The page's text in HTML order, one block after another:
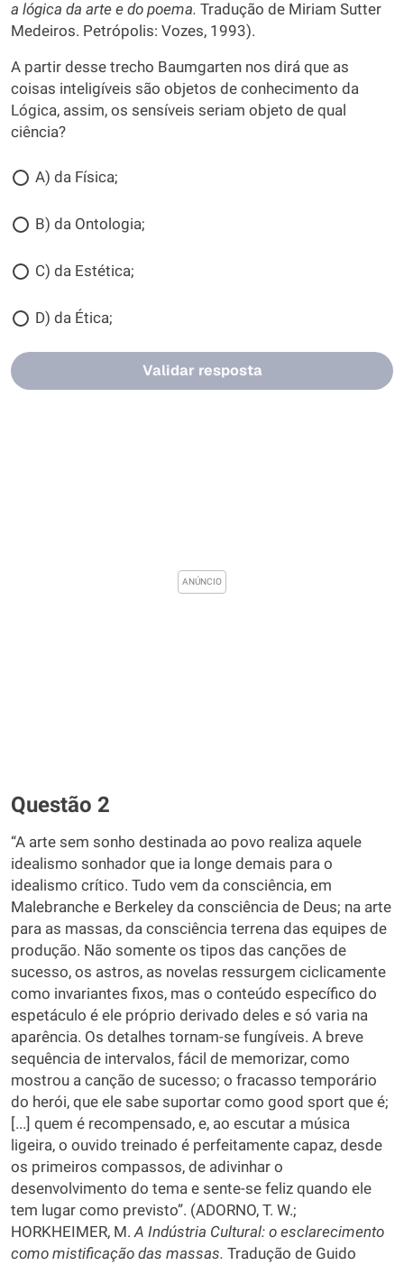
a lógica da arte e do poema. Tradução de Miriam Sutter
Medeiros. Petrópolis: Vozes, 1993).
A partir desse trecho Baumgarten nos dirá que as
coisas inteligíveis são objetos de conhecimento da
Lógica, assim, os sensíveis seriam objeto de qual
ciência?
A) da Física;
B) da Ontologia;
C) da Estética;
D) da Ética;
Validar resposta
Questão 2
“A arte sem sonho destinada ao povo realiza aquele
idealismo sonhador que ia longe demais para o
idealismo crítico. Tudo vem da consciência, em
Malebranche e Berkeley da consciência de Deus; na arte
para as massas, da consciência terrena das equipes de
produção. Não somente os tipos das canções de
sucesso, os astros, as novelas ressurgem ciclicamente
como invariantes fixos, mas o conteúdo específico do
espetáculo é ele próprio derivado deles e só varia na
aparência. Os detalhes tornam-se fungíveis. A breve
sequência de intervalos, fácil de memorizar, como
mostrou a canção de sucesso; o fracasso temporário
do herói, que ele sabe suportar como good sport que é;
[...] quem é recompensado, e, ao escutar a música
ligeira, o ouvido treinado é perfeitamente capaz, desde
os primeiros compassos, de adivinhar o
desenvolvimento do tema e sente-se feliz quando ele
tem lugar como previsto”. (ADORNO, T. W.;
HORKHEIMER, M.A Indústria Cultural: o esclarecimento
como mistificação das massas. Tradução de Guido